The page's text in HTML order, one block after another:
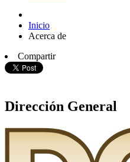
Inicio
Acerca de
Compartir
Dirección General